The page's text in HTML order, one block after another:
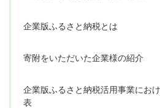
企業版ふるさと納税とは
寄附をいただいた企業様の紹介
企業版ふるさと納税活用事業にお
表